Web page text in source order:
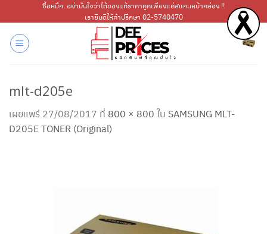
ไป
เนื้อหา
ซื้อหมึก..อย่ามั่นใจว่าได้ของแท้ราคาถูกเพียงแค่สแกนหน้ากล่อง !!
เรายินดีให้คำปรึกษา 02-5740470
mlt-d205e
เผยแพร่ 27/08/2017 ที่ 800 × 800 ใน SAMSUNG MLT-
D205E TONER (Original)